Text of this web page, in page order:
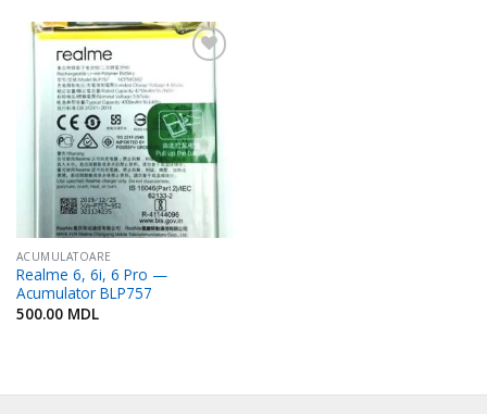
Favorite
ACUMULATOARE
Realme 6, 6i, 6 Pro —
Acumulator BLP757
500.00 MDL